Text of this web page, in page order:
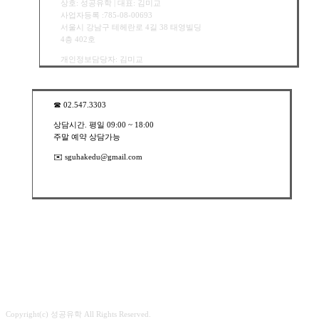
상호: 성공유학 | 대표: 김미교
사업자등록 :785-08-00693
서울시 강남구 테헤란로 4길 38 태영빌딩
4층 402호
개인정보담당자: 김미교
☎︎ 02.547.3303
상담시간. 평일 09:00 ~ 18:00
주말 예약 상담가능
✉️ sguhakedu@gmail.com
Copyright(c) 성공유학 All Rights Reserved.